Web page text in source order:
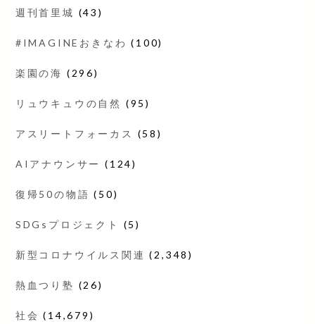
週刊首里城 (43)
#IMAGINEおきなわ (100)
楽園の海 (296)
リュウキュウの自然 (95)
アスリートフォーカス (58)
AIアナウンサー (124)
復帰50の物語 (50)
SDGsプロジェクト (5)
新型コロナウイルス関連 (2,348)
熱血つり塾 (26)
社会 (14,679)